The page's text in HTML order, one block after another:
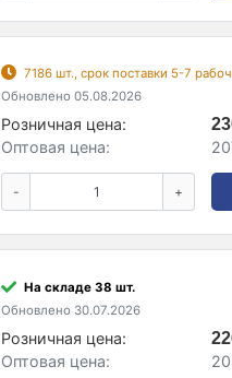
7186 шт., срок поставки 5-7
Обновлено 05.08.2026
Розничная цена:
Оптовая цена:
- +
На складе 38 шт.
Обновлено 30.07.2026
Розничная цена:
Оптовая цена: